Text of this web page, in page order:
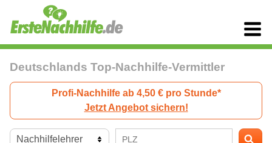
Deutschlands Top-Nachhilfe-Vermittler
Profi-Nachhilfe ab 4,50 € pro Stunde*
Jetzt Angebot sichern!